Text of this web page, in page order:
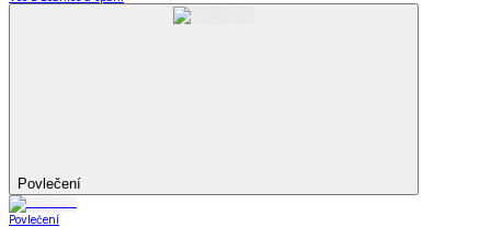
Povlečení
Povlečení